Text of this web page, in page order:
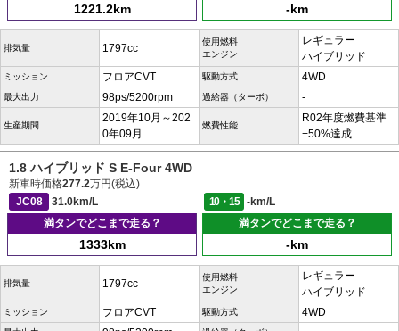
1221.2km -km
排気量 1797cc
使用燃料
エンジン
レギュラー
ハイブリッド
ミッション フロアCVT 駆動方式 4WD
最大出力 98ps/5200rpm 過給器（ターボ） -
生産期間
2019年10月～202
0年09月
燃費性能
R02年度燃費基準
+50%達成
1.8 ハイブリッド S E-Four 4WD
新車時価格277.2万円(税込)
JC08
31.0km/L 10・15
-km/L
満タンでどこまで走る？
1333km
満タンでどこまで走る？
-km
排気量 1797cc
使用燃料
エンジン
レギュラー
ハイブリッド
ミッション フロアCVT 駆動方式 4WD